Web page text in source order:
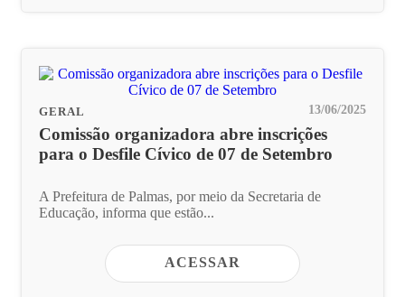
GERAL 13/06/2025
Comissão organizadora abre inscrições
para o Desfile Cívico de 07 de Setembro
A Prefeitura de Palmas, por meio da Secretaria de
Educação, informa que estão...
ACESSAR